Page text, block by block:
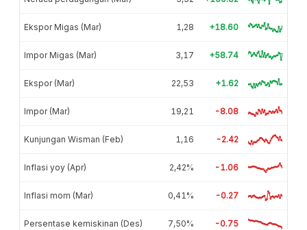
Ekspor Migas (Mar) 1,28 +18.60
Impor Migas (Mar) 3,17 +58.74
Ekspor (Mar) 22,53 +1.62
Impor (Mar) 19,21 -8.08
Kunjungan Wisman (Feb) 1,16 -2.42
Inflasi yoy (Apr) 2,42% -1.06
Inflasi mom (Mar) 0,41% -0.27
Persentase kemiskinan (Des) 7,50% -0.75